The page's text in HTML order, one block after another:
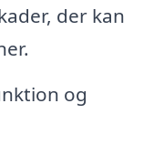
der kan
og